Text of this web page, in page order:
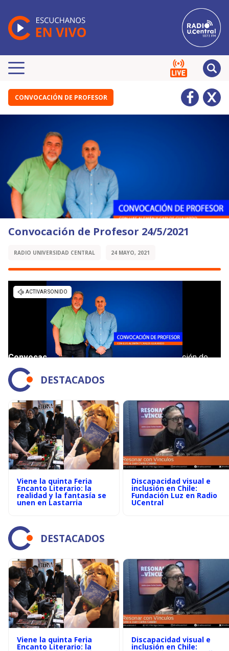
CONVOCACIÓN DE PROFESOR
Convocación de Profesor 24/5/2021
RADIO UNIVERSIDAD CENTRAL 24 MAYO, 2021
DESTACADOS
Viene la quinta Feria
Encanto Literario: la
realidad y la fantasía se
unen en Lastarria
Discapacidad visual e
inclusión en Chile:
Fundación Luz en Radio
UCentral
DESTACADOS
Viene la quinta Feria
Encanto Literario: la
Discapacidad visual e
inclusión en Chile: